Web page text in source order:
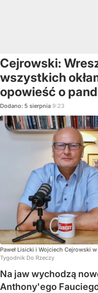
Cejrowski:
wszystkich
opowieść o
Dodano: 5 sierpnia 9:23
Paweł Lisicki i Wojciech Cejrowski
Tygodnik Do Rzeczy
Na jaw wychodzą
Anthony'ego